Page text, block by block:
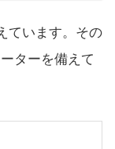
ています。その
ターを備えて